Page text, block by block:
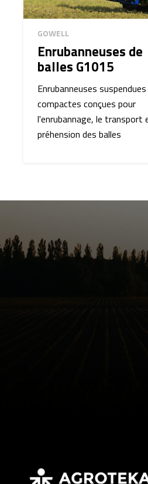
GOWELL
Enrubanneuses de
balles G1015
Enrubanneuses suspendues
compactes conçues pour
l'enrubannage, le transport
préhension des balles